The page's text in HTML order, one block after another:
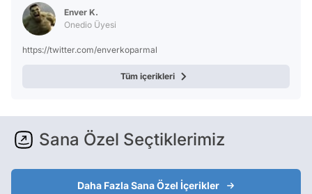
Enver K.
Onedio Üyesi
https://twitter.com/enverkoparmal
Tüm içerikleri
Sana Özel Seçtiklerimiz
Daha Fazla Sana Özel İçerikler